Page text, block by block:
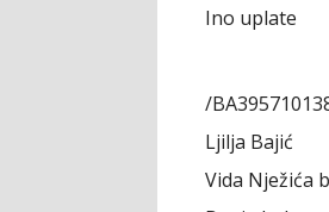
Ino uplate
/
Ljilja Bajić
Vida Nježića